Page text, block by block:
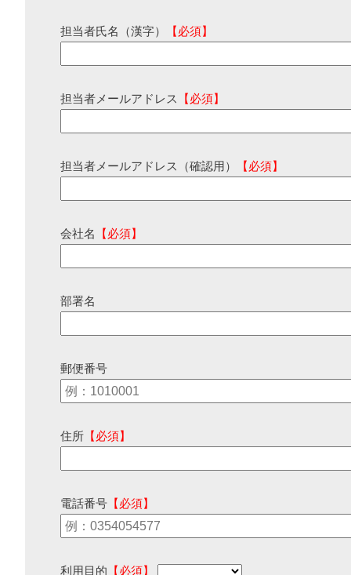
担当者氏名（漢字） 【必須】
担当者メールアドレス 【必須】
担当者メールアドレス（確認用） 【必須】
会社名 【必須】
部署名
郵便番号
住所 【必須】
電話番号 【必須】
利用目的 【必須】